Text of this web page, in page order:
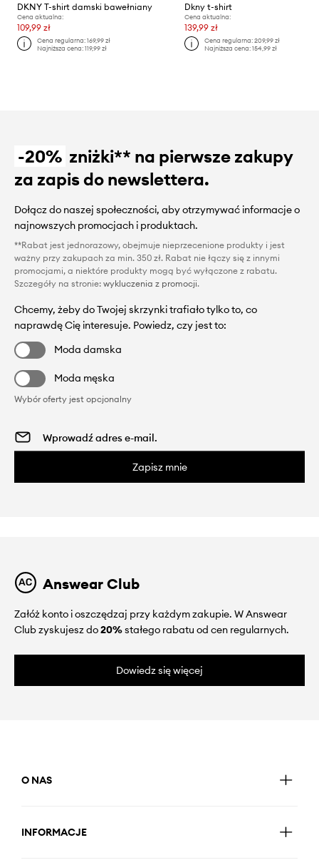
DKNY T-shirt damski bawełniany
Cena aktualna:
109,99 zł
Cena regularna:169,99 zł
Najniższa cena:119,99 zł
Dkny t-shirt
Cena aktualna:
139,99 zł
Cena regularna: 209,99 zł
Najniższa cena: 154,99 zł
-20% zniżki** na pierwsze zakupy
za zapis do newslettera.
Dołącz do naszej społeczności, aby otrzymywać informacje o
najnowszych promocjach i produktach.
**Rabat jest jednorazowy, obejmuje nieprzecenione produkty i jest
ważny przy zakupach za min. 350 zł. Rabat nie łączy się z innymi
promocjami, a niektóre produkty mogą być wyłączone z rabatu.
Szczegóły na stronie: wykluczenia z promocji.
Chcemy, żeby do Twojej skrzynki trafiało tylko to, co
naprawdę Cię interesuje. Powiedz, czy jest to:
Moda damska
Moda męska
Wybór oferty jest opcjonalny
Zapisz mnie
Answear Club
Załóż konto i oszczędzaj przy każdym zakupie. W Answear
Club zyskujesz do20%stałego rabatu od cen regularnych.
Dowiedz się więcej
O NAS
INFORMACJE